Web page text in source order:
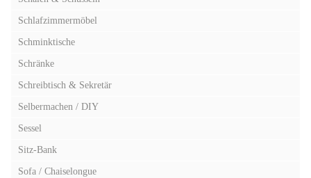
Schlafzimmermöbel
Schminktische
Schränke
Schreibtisch & Sekretär
Selbermachen / DIY
Sessel
Sitz-Bank
Sofa / Chaiselongue